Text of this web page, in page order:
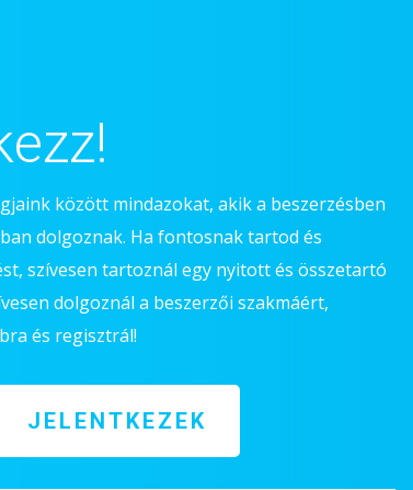
között mindazokat, akik a beszerzésben
dolgoznak. Ha fontosnak tartod és
szívesen tartoznál egy nyitott és összetartó
dolgoznál a beszerzői szakmáért,
és regisztrál!
JELENTKEZEK